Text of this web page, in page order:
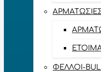
ΦΕΛΛΟΊ-